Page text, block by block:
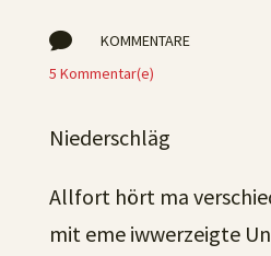

KOMMENTARE
5 Kommentar(e)
Niederschläg
Allfort hört ma
mit eme iwwerzeigte